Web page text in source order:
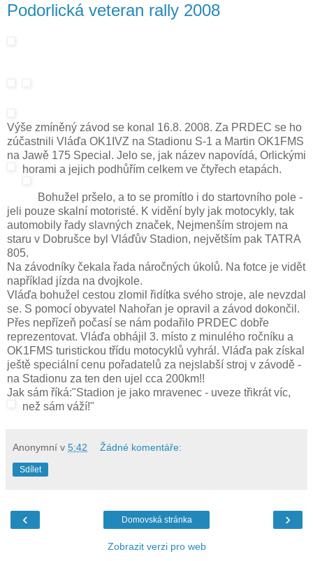
Podorlická veteran rally 2008
Výše zmíněný závod se konal 16.8. 2008. Za PRDEC se ho
zúčastnili Vláďa OK1IVZ na Stadionu S-1 a Martin OK1FMS
na Jawě 175 Special. Jelo se, jak název napovídá, Orlickými
horami a jejich podhůřím celkem ve čtyřech etapách.
Bohužel pršelo, a to se promítlo i do startovního pole -
jeli pouze skalní motoristé. K vidění byly jak motocykly, tak
automobily řady slavných značek, Nejmenším strojem na
staru v Dobrušce byl Vláďův Stadion, největším pak TATRA
805.
Na závodníky čekala řada náročných úkolů. Na fotce je vidět
například jízda na dvojkole.
Vláďa bohužel cestou zlomil řidítka svého stroje, ale nevzdal
se. S pomocí obyvatel Nahořan je opravil a závod dokončil.
Přes nepřízeň počasí se nám podařilo PRDEC dobře
reprezentovat. Vláďa obhájil 3. místo z minulého ročníku a
OK1FMS turistickou třídu motocyklů vyhrál. Vláďa pak získal
ještě speciální cenu pořadatelů za nejslabší stroj v závodě -
na Stadionu za ten den ujel cca 200km!!
Jak sám říká:"Stadion je jako mravenec - uveze třikrát víc,
než sám váží!"
Anonymní v 5:42 Žádné komentáře:
Sdílet
‹ ›
Domovská stránka
Zobrazit verzi pro web